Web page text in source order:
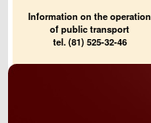
Information on the operation
of public transport
tel. (81) 525-32-46